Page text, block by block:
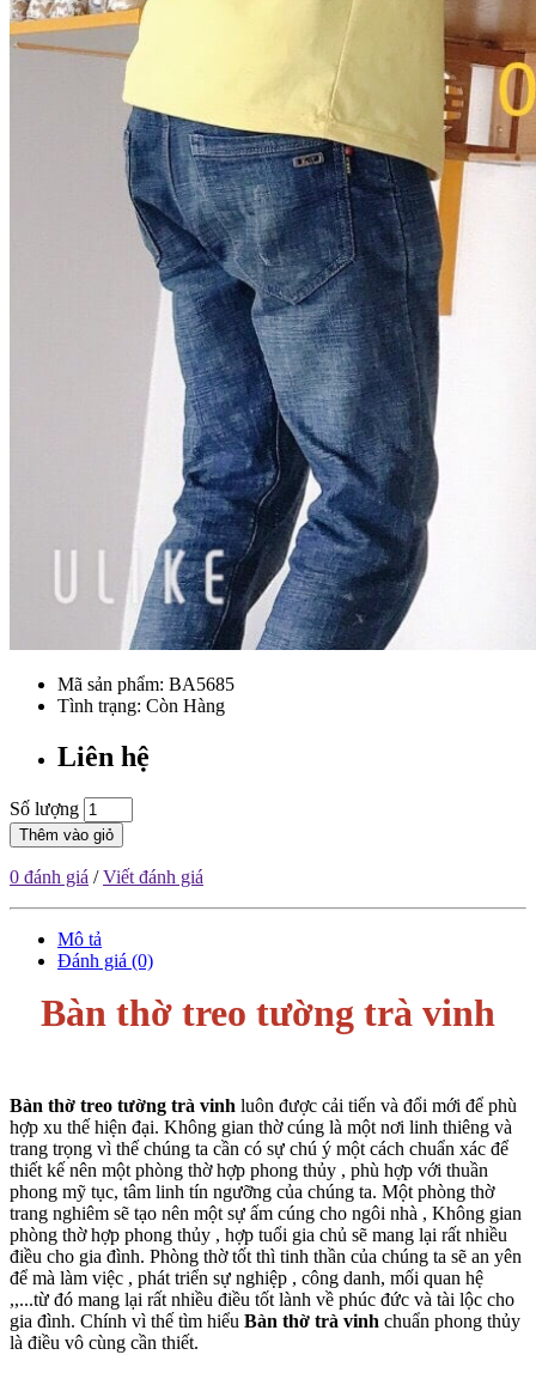
Mã sản phẩm: BA5685
Tình trạng: Còn Hàng
Liên hệ
Số lượng
Thêm vào giỏ
0 đánh giá /Viết đánh giá
Mô tả
Đánh giá (0)
Bàn thờ treo tường trà vinh
Bàn thờ treo tường trà vinh luôn được cải tiến và đổi mới để phù
hợp xu thế hiện đại. Không gian thờ cúng là một nơi linh thiêng và
trang trọng vì thế chúng ta cần có sự chú ý một cách chuẩn xác để
thiết kế nên một phòng thờ hợp phong thủy , phù hợp với thuần
phong mỹ tục, tâm linh tín ngưỡng của chúng ta. Một phòng thờ
trang nghiêm sẽ tạo nên một sự ấm cúng cho ngôi nhà , Không gian
phòng thờ hợp phong thủy , hợp tuổi gia chủ sẽ mang lại rất nhiều
điều cho gia đình. Phòng thờ tốt thì tinh thần của chúng ta sẽ an yên
để mà làm việc , phát triển sự nghiệp , công danh, mối quan hệ
,,...từ đó mang lại rất nhiều điều tốt lành về phúc đức và tài lộc cho
gia đình. Chính vì thế tìm hiểu Bàn thờ trà vinh chuẩn phong thủy
là điều vô cùng cần thiết.